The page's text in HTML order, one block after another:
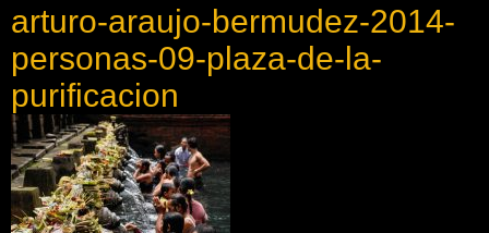
arturo-araujo-bermudez-2014-
personas-09-plaza-de-la-
purificacion